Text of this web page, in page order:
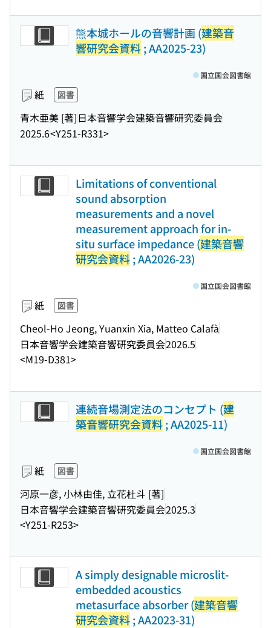
熊本城ホールの音響計画 (建築音
響研究会資料; AA2025-23)
紙 図書
青木亜美 [著]日本音響学会建築音響研究委員会
2025.6<Y251-R331>
国立国会図書館
Limitations of conventional
sound absorption
measurements and a novel
measurement approach for in-
situ surface impedance (建築音響
研究会資料; AA2026-23)
紙 図書
Cheol-Ho Jeong, Yuanxin Xia, Matteo Calafà
日本音響学会建築音響研究委員会2026.5
<M19-D381>
国立国会図書館
連続音場測定法のコンセプト (建
築音響研究会資料; AA2025-11)
紙 図書
河原一彦, 小林由佳, 立花杜斗 [著]
日本音響学会建築音響研究委員会2025.3
<Y251-R253>
国立国会図書館
A simply designable microslit-
embedded acoustics
metasurface absorber (建築音響
研究会資料; AA2023-31)